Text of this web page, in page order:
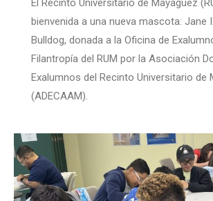
El Recinto Universitario de Mayagüez
bienvenida a una nueva mascota: Jane
Bulldog, donada a la Oficina de
Filantropía del RUM por la Asociación
Exalumnos del Recinto Universitario de
(ADECAAM).